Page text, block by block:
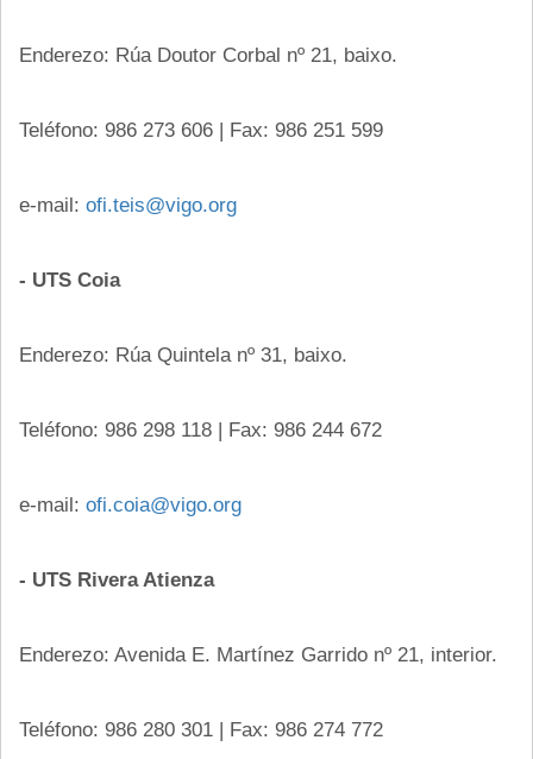
Enderezo: Rúa Doutor Corbal nº 21, baixo.
Teléfono: 986 273 606 | Fax: 986 251 599
e-mail: ofi.teis@vigo.org
- UTS Coia
Enderezo: Rúa Quintela nº 31, baixo.
Teléfono: 986 298 118 | Fax: 986 244 672
e-mail: ofi.coia@vigo.org
- UTS Rivera Atienza
Enderezo: Avenida E. Martínez Garrido nº 21, interior.
Teléfono: 986 280 301 | Fax: 986 274 772